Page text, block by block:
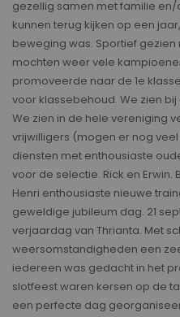
gezellig samen met familie
kunnen terug kijken op een
beweging was. Sportief
mochten weer vele
promoveerde naar de 1e
voor klassebehoud. We zien
We zien in de hele vereniging
vrijwilligers (mogen er nog
diensten met enthousiaste
voor de selectie. Rick en Erwin.
Henri enthousiaste nieuwe
geweldige jubileum dag. 21
verjaardag van Thrianta. Met
weersomstandigheden een
iedereen was gedacht in het
slotfeest waren kersen op de
een perfecte dag